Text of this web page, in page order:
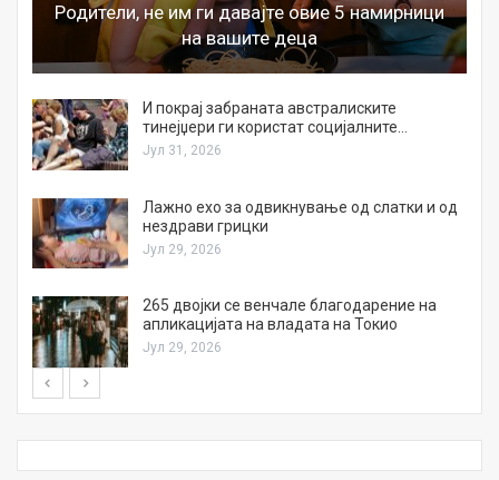
Родители, не им ги давајте овие 5 намирници
на вашите деца
И покрај забраната австралиските
тинејџери ги користат социјалните…
Јул 31, 2026
Лажно ехо за одвикнување од слатки и од
нездрави грицки
Јул 29, 2026
265 двојки се венчале благодарение на
апликацијата на владата на Токио
Јул 29, 2026